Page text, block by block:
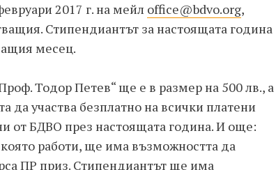
2017 г. на мейл office@bdvo.org,
Стипендиантът за настоящата година
месец.
Тодор Петев“ ще е в размер на 500 лв., а
да участва безплатно на всички платени
от БДВО през настоящата година. И още:
работи, ще има възможността да
ПР приз. Стипендиантът ще има